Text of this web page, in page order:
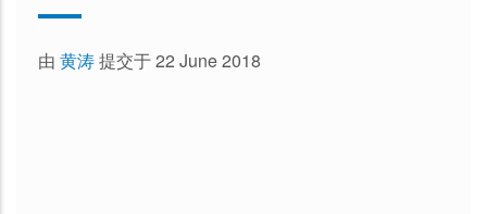
由 黄涛提交于 22 June 2018